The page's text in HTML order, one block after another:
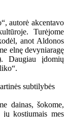
autorė akcentavo
Turėjome
anot Aldonos
elnę devyniaragę
Daugiau įdomių
dainas, šokome,
kostiumais mes